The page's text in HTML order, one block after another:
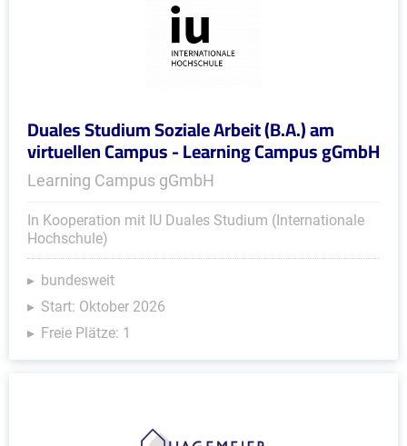
Duales Studium Soziale Arbeit (B.A.) am
virtuellen Campus - Learning Campus gGmbH
Learning Campus gGmbH
In Kooperation mit IU Duales Studium (Internationale
Hochschule)
bundesweit
Start: Oktober 2026
Freie Plätze: 1